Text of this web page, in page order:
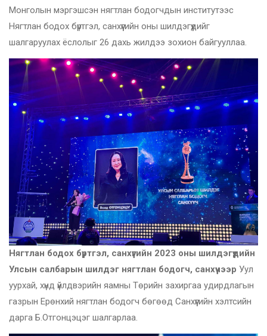
Монголын мэргэшсэн нягтлан бодогчдын институтээс
Нягтлан бодох бүртгэл, санхүүгийн оны шилдэгүүдийг
шалгаруулах ёслолыг 26 дахь жилдээ зохион байгууллаа.
Нягтлан бодох бүртгэл, санхүүгийн 2023 оны шилдэгүүдийн
Улсын салбарын шилдэг нягтлан бодогч, санхүүчээр Уул
уурхай, хүнд үйлдвэрийн яамны Төрийн захиргаа удирдлагын
газрын Ерөнхий нягтлан бодогч бөгөөд Санхүүгийн хэлтсийн
дарга Б.Отгонцэцэг шалгарлаа.